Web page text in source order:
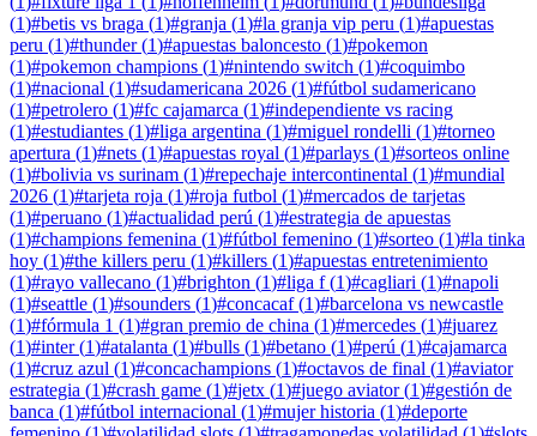
(1)#betis vs braga (1)#granja (1)#la granja vip peru (1)#apuestas
peru (1)#thunder(1)#apuestas baloncesto (1)#pokemon
(1)#pokemon champions (1)#nintendo switch (1)#coquimbo
(1)#nacional (1)#sudamericana 2026 (1)#fútbol sudamericano
(1)#petrolero (1)#fc cajamarca (1)#independiente vs racing
(1)#estudiantes (1)#liga argentina (1)#miguel rondelli (1)#torneo
apertura (1)#nets (1)#apuestas royal (1)#parlays (1)#sorteos online
(1)#bolivia vs surinam (1)#repechaje intercontinental (1)#mundial
2026 (1)#tarjeta roja (1)#roja futbol (1)#mercados de tarjetas
(1)#peruano (1)#actualidad perú (1)#estrategia de apuestas
(1)#champions femenina (1)#fútbol femenino (1)#sorteo (1)#la tinka
hoy (1)#the killers peru (1)#killers (1)#apuestas entretenimiento
(1)#rayo vallecano (1)#brighton (1)#liga f(1)#cagliari (1)#napoli
(1)#seattle (1)#sounders (1)#concacaf(1)#barcelona vs newcastle
(1)#fórmula 1 (1)#gran premio de china (1)#mercedes (1)#juarez
(1)#inter(1)#atalanta (1)#bulls (1)#betano (1)#perú (1)#cajamarca
(1)#cruz azul (1)#concachampions (1)#octavos de final (1)#aviator
estrategia (1)#crash game (1)#jetx (1)#juego aviator(1)#gestión de
banca (1)#fútbol internacional (1)#mujer historia (1)#deporte